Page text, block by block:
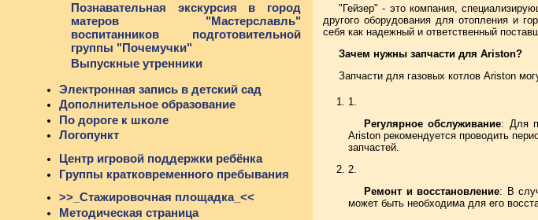
Познавательная экскурсия в город
матеров "Мастерславль"
воспитанников подготовительной
группы "Почемучки"
Выпускные утренники
Электронная запись в детский сад
Дополнительное образование
По дороге к школе
Логопункт
Центр игровой поддержки ребёнка
Группы кратковременного пребывания
>>_Стажировочная площадка_<<
Методическая страница
"Гейзер" - это компания,
другого оборудования для отопления и
себя как надежный и ответственный
Зачем нужны запчасти для Ariston?
Запчасти для газовых котлов Ariston
Регулярное обслуживание: Для
Ariston рекомендуется проводить
запчастей.
Ремонт и восстановление: В
может быть необходима для его